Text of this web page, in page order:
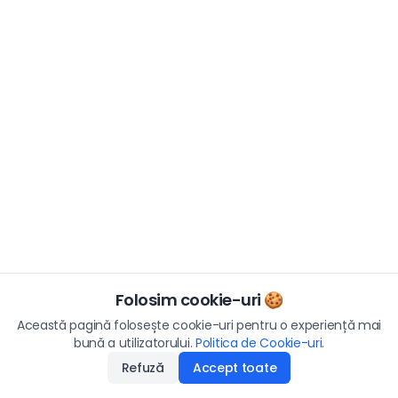
Folosim cookie-uri 🍪
Această pagină folosește cookie-uri pentru o experiență mai
bună a utilizatorului. Politica de Cookie-uri.
Refuză
Accept toate